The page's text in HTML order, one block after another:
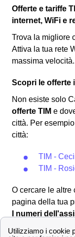
Offerte e tariffe
internet, WiFi e
Trova la migliore
Attiva la tua rete
massima velocità.
Scopri le offerte
Non esiste solo
offerte TIM e
città. Per
città:
TIM -
TIM -
O cercare le altre
pagina della tua
I numeri